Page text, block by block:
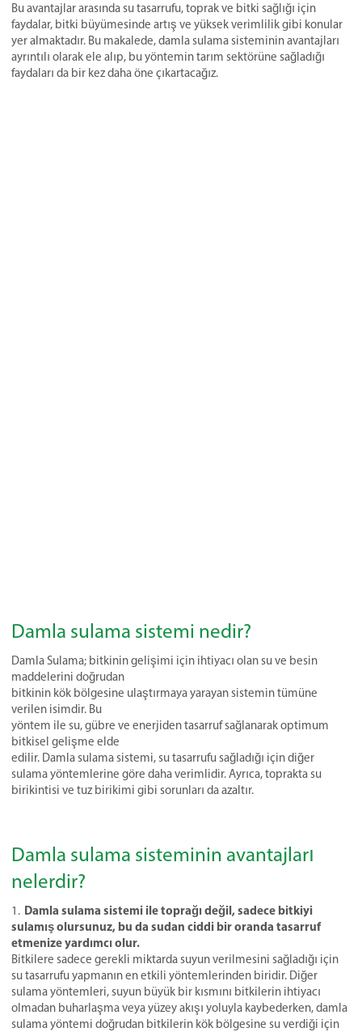
Bu avantajlar arasında su tasarrufu, toprak ve bitki sağlığı için
faydalar, bitki büyümesinde artış ve yüksek verimlilik gibi konular
yer almaktadır. Bu makalede, damla sulama sisteminin avantajları
ayrıntılı olarak ele alıp, bu yöntemin tarım sektörüne sağladığı
faydaları da bir kez daha öne çıkartacağız.
Damla sulama sistemi nedir?
Damla Sulama; bitkinin gelişimi için ihtiyacı olan su ve besin
maddelerini doğrudan
bitkinin kök bölgesine ulaştırmaya yarayan sistemin tümüne
verilen isimdir. Bu
yöntem ile su, gübre ve enerjiden tasarruf sağlanarak optimum
bitkisel gelişme elde
edilir. Damla sulama sistemi, su tasarrufu sağladığı için diğer
sulama yöntemlerine göre daha verimlidir. Ayrıca, toprakta su
birikintisi ve tuz birikimi gibi sorunları da azaltır.
Damla sulama sisteminin avantajları
nelerdir?
Damla sulama sistemi ile toprağı değil, sadece bitkiyi
sulamış olursunuz, bu da sudan ciddi bir oranda tasarruf
etmenize yardımcı olur.
Bitkilere sadece gerekli miktarda suyun verilmesini sağladığı için
su tasarrufu yapmanın en etkili yöntemlerinden biridir. Diğer
sulama yöntemleri, suyun büyük bir kısmını bitkilerin ihtiyacı
olmadan buharlaşma veya yüzey akışı yoluyla kaybederken, damla
sulama yöntemi doğrudan bitkilerin kök bölgesine su verdiği için